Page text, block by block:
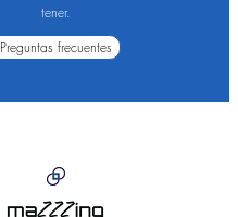
tener.
Preguntas frecuentes